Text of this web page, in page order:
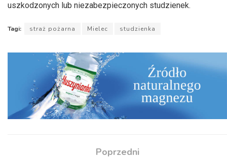
uszkodzonych lub niezabezpieczonych studzienek.
Tagi: straż pożarna Mielec studzienka
Poprzedni